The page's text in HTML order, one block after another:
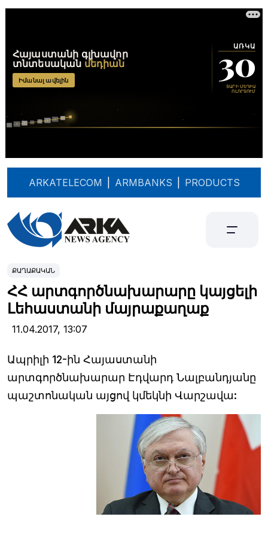
ARKATELECOM ARMBANKS PRODUCTS
ՔԱՂԱՔԱԿԱՆ
ՀՀ արտգործնախարարը կայցելի
Լեհաստանի մայրաքաղաք
11.04.2017, 13:07
Ապրիլի 12-ին Հայաստանի
արտգործնախարար Էդվարդ Նալբանդյանը
պաշտոնական այցով կմեկնի Վարշավա: